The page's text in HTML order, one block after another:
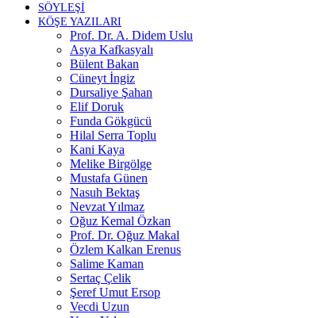
SÖYLEŞİ
KÖŞE YAZILARI
Prof. Dr. A. Didem Uslu
Asya Kafkasyalı
Bülent Bakan
Cüneyt İngiz
Dursaliye Şahan
Elif Doruk
Funda Gökgücü
Hilal Serra Toplu
Kani Kaya
Melike Birgölge
Mustafa Günen
Nasuh Bektaş
Nevzat Yılmaz
Oğuz Kemal Özkan
Prof. Dr. Oğuz Makal
Özlem Kalkan Erenus
Salime Kaman
Sertaç Çelik
Şeref Umut Ersop
Vecdi Uzun